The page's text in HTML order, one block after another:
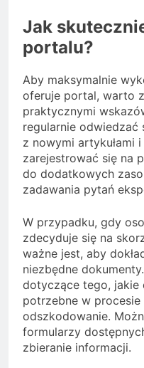
Jak
portalu?
Aby maksymalnie
oferuje portal, warto
praktycznymi
regularnie odwiedzać
z nowymi artykułami
zarejestrować się na
do dodatkowych
zadawania pytań
W przypadku, gdy
zdecyduje się na
ważne jest, aby
niezbędne
dotyczące tego, jakie
potrzebne w procesie
odszkodowanie.
formularzy
zbieranie informacji.